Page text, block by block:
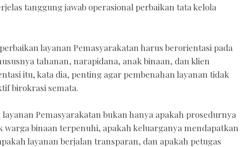
tanggung jawab operasional perbaikan tata kelola
layanan Pemasyarakatan harus berorientasi pada
tahanan, narapidana, anak binaan, dan klien
itu, kata dia, penting agar pembenahan layanan tidak
birokrasi semata.
Pemasyarakatan bukan hanya apakah prosedurnya
warga binaan terpenuhi, apakah keluarganya mendapatkan
layanan berjalan transparan, dan apakah petugas